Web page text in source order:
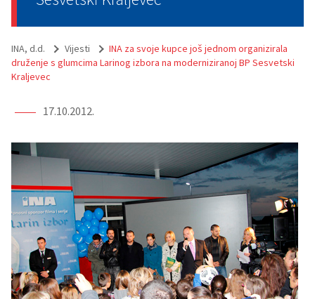
INA, d.d. Vijesti
INA za svoje kupce još jednom organizirala
druženje s glumcima Larinog izbora na moderniziranoj BP Sesvetski
Kraljevec
17.10.2012.